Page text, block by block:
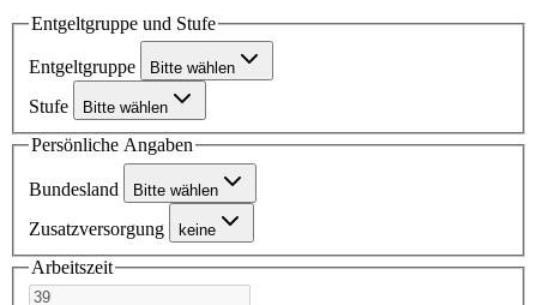
Entgeltgruppe und Stufe
Entgeltgruppe Bitte wählen
Stufe Bitte wählen
Persönliche Angaben
Bundesland Bitte wählen
Zusatzversorgung keine
Arbeitszeit